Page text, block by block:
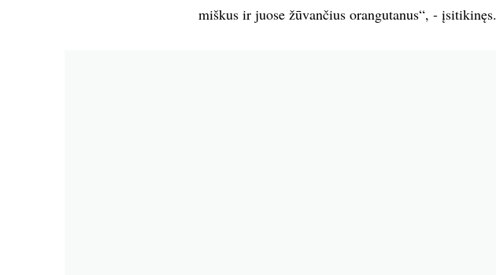
miškus ir juose žūvančius orangutanus“, - įsitikinęs.